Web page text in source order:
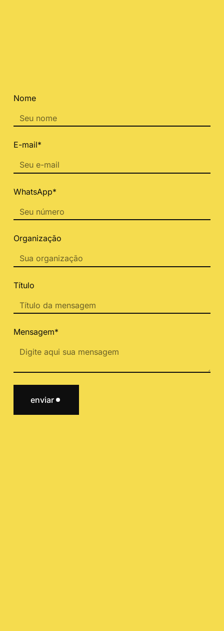
Nome
E-mail*
WhatsApp*
Organização
Título
Mensagem*
enviar